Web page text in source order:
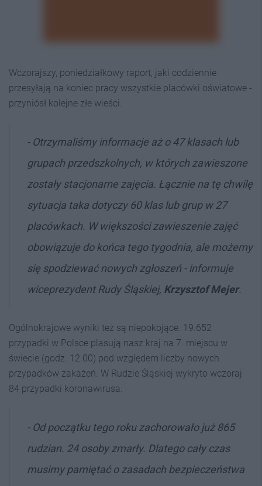
Wczorajszy, poniedziałkowy raport, jaki codziennie
przesyłają na koniec pracy wszystkie placówki oświatowe -
przyniósł kolejne złe wieści.
- Otrzymaliśmy informacje aż o 47 klasach lub
grupach przedszkolnych, w których zawieszone
zostały stacjonarne zajęcia. Łącznie na tę chwilę
sytuacja taka dotyczy 60 klas lub grup w 27
placówkach. W większości zawieszenie zajęć
obowiązuje do końca tego tygodnia, ale możemy
się spodziewać nowych zgłoszeń - informuje
wiceprezydent Rudy Śląskiej, Krzysztof Mejer.
Ogólnokrajowe wyniki też są niepokojące. 19.652
przypadki w Polsce plasują nasz kraj na 7. miejscu w
świecie (godz. 12.00) pod względem liczby nowych
przypadków zakażeń. W Rudzie Śląskiej wykryto wczoraj
84 przypadki koronawirusa.
- Od początku tego roku zachorowało już 865
rudzian. 24 osoby zmarły. Dlatego cały czas
musimy pamiętać o zasadach bezpieczeństwa